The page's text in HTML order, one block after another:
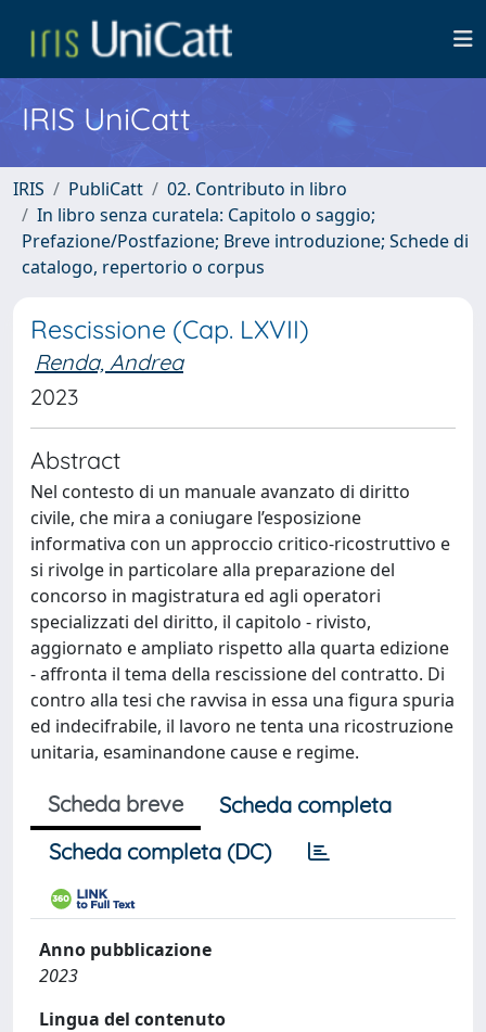
IRIS UniCatt
IRIS PubliCatt
02. Contributo in libro
In libro senza curatela: Capitolo o saggio;
Prefazione/Postfazione; Breve introduzione; Schede di
catalogo, repertorio o corpus
Rescissione (Cap. LXVII)
Renda, Andrea
2023
Abstract
Nel contesto di un manuale avanzato di diritto
civile, che mira a coniugare l’esposizione
informativa con un approccio critico-ricostruttivo e
si rivolge in particolare alla preparazione del
concorso in magistratura ed agli operatori
specializzati del diritto, il capitolo - rivisto,
aggiornato e ampliato rispetto alla quarta edizione
- affronta il tema della rescissione del contratto. Di
contro alla tesi che ravvisa in essa una figura spuria
ed indecifrabile, il lavoro ne tenta una ricostruzione
unitaria, esaminandone cause e regime.
Scheda breve
Scheda completa
Scheda completa (DC)
Anno pubblicazione
2023
Lingua del contenuto